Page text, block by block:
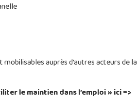
auprès d’autres acteurs de la
le maintien dans l’emploi » ici =>